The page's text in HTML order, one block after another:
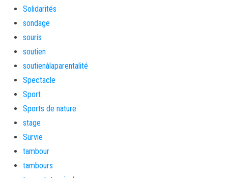
Solidarités
sondage
souris
soutien
soutienàlaparentalité
Spectacle
Sport
Sports de nature
stage
Survie
tambour
tambours